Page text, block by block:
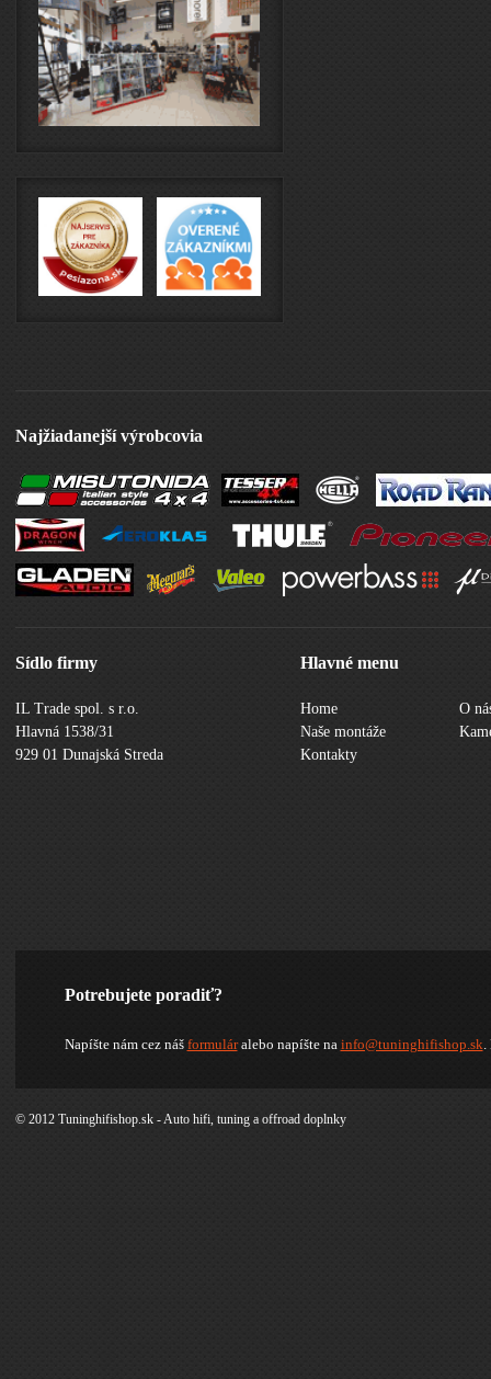
Najžiadanejší výrobcovia
Sídlo firmy
IL Trade spol. s r.o.
Hlavná 1538/31
929 01 Dunajská Streda
Hlavné menu
Home
O
Naše montáže
Kontakty
Potrebujete poradiť?
Napíšte nám cez náš formuláralebo napíšte na info@tuninghifishop.sk.
© 2012 Tuninghifishop.sk - Auto hifi, tuning a offroad doplnky